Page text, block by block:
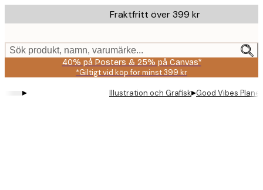
to
content.
Fraktfritt över 399 kr
Sök produkt, namn, varumärke...
40% på Posters & 25% på Canvas*
*Giltigt vid köp för minst 399 kr
▸ Illustration och Grafisk▸Good Vibes